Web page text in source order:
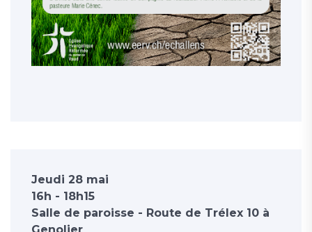
Jeudi 28 mai
16h - 18h15
Salle de paroisse - Route de Trélex 10 à